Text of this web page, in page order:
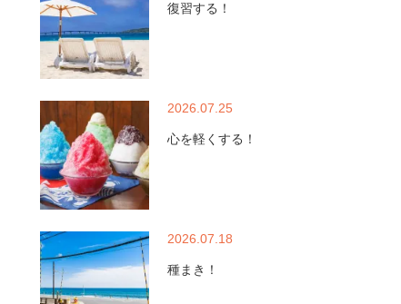
復習する！
2026.07.25
心を軽くする！
2026.07.18
種まき！